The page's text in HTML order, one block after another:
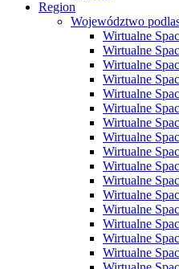
Region
Województwo
Wirtualne
Wirtualne
Wirtualne
Wirtualne
Wirtualne
Wirtualne
Wirtualne
Wirtualne
Wirtualne
Wirtualne
Wirtualne
Wirtualne
Wirtualne
Wirtualne
Wirtualne
Wirtualne